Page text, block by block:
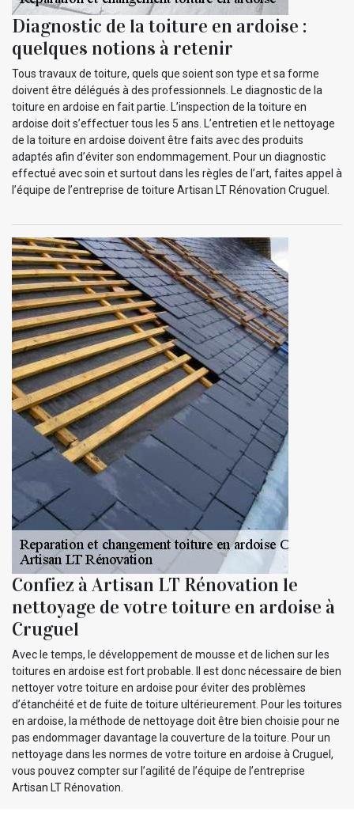
Diagnostic de la toiture en ardoise :
quelques notions à retenir
Tous travaux de toiture, quels que soient son type et sa forme
doivent être délégués à des professionnels. Le diagnostic de la
toiture en ardoise en fait partie. L’inspection de la toiture en
ardoise doit s’effectuer tous les 5 ans. L’entretien et le nettoyage
de la toiture en ardoise doivent être faits avec des produits
adaptés afin d’éviter son endommagement. Pour un diagnostic
effectué avec soin et surtout dans les règles de l’art, faites appel à
l’équipe de l’entreprise de toiture Artisan LT Rénovation Cruguel.
Confiez à Artisan LT Rénovation le
nettoyage de votre toiture en ardoise à
Cruguel
Avec le temps, le développement de mousse et de lichen sur les
toitures en ardoise est fort probable. Il est donc nécessaire de bien
nettoyer votre toiture en ardoise pour éviter des problèmes
d’étanchéité et de fuite de toiture ultérieurement. Pour les toitures
en ardoise, la méthode de nettoyage doit être bien choisie pour ne
pas endommager davantage la couverture de la toiture. Pour un
nettoyage dans les normes de votre toiture en ardoise à Cruguel,
vous pouvez compter sur l’agilité de l’équipe de l’entreprise
Artisan LT Rénovation.